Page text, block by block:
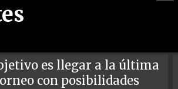
es llegar a la última
con posibilidades